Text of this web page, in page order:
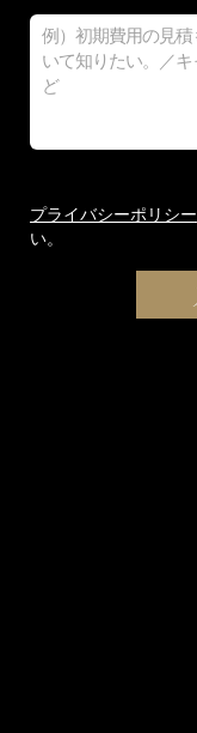
プライバシーポリシー
い。